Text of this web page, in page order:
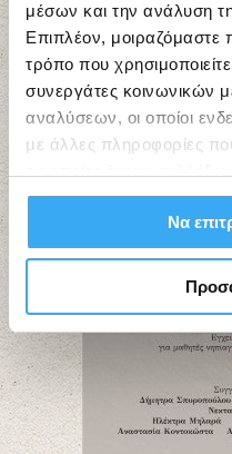
μέσων και την ανάλυση
Επιπλέον, μοιραζόμαστε
τρόπο που
συνεργάτες κοινωνικών
αναλύσεων, οι οποίοι
με άλλες πληροφορίες
σας χρήση των
Να